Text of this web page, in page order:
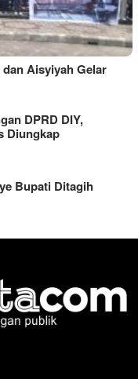
Aisyiyah Gelar
DPRD DIY,
Diungkap
Bupati Ditagih